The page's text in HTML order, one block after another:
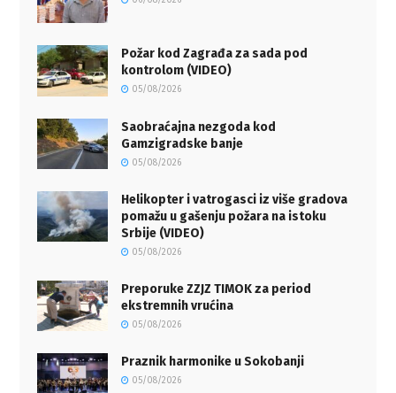
Požar kod Zagrađa za sada pod
kontrolom (VIDEO)
05/08/2026
Saobraćajna nezgoda kod
Gamzigradske banje
05/08/2026
Helikopter i vatrogasci iz više gradova
pomažu u gašenju požara na istoku
Srbije (VIDEO)
05/08/2026
Preporuke ZZJZ TIMOK za period
ekstremnih vrućina
05/08/2026
Praznik harmonike u Sokobanji
05/08/2026